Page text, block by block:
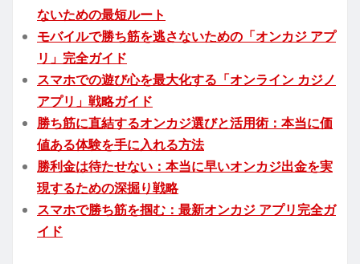
ないための最短ルート
モバイルで勝ち筋を逃さないための「オンカジ アプ
リ」完全ガイド
スマホでの遊び心を最大化する「オンライン カジノ
アプリ」戦略ガイド
勝ち筋に直結するオンカジ選びと活用術：本当に価
値ある体験を手に入れる方法
勝利金は待たせない：本当に早いオンカジ出金を実
現するための深掘り戦略
スマホで勝ち筋を掴む：最新オンカジ アプリ完全ガ
イド